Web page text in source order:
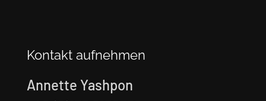
Kontakt aufnehmen
Annette Yashpon